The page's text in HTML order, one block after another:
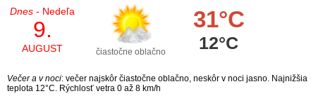
Dnes - Nedeľa
9.
AUGUST čiastočne oblačno
31°C
12°C
Večer a v noci: večer najskôr čiastočne oblačno, neskôr v noci jasno. Najnižšia
teplota 12°C. Rýchlosť vetra 0 až 8 km/h